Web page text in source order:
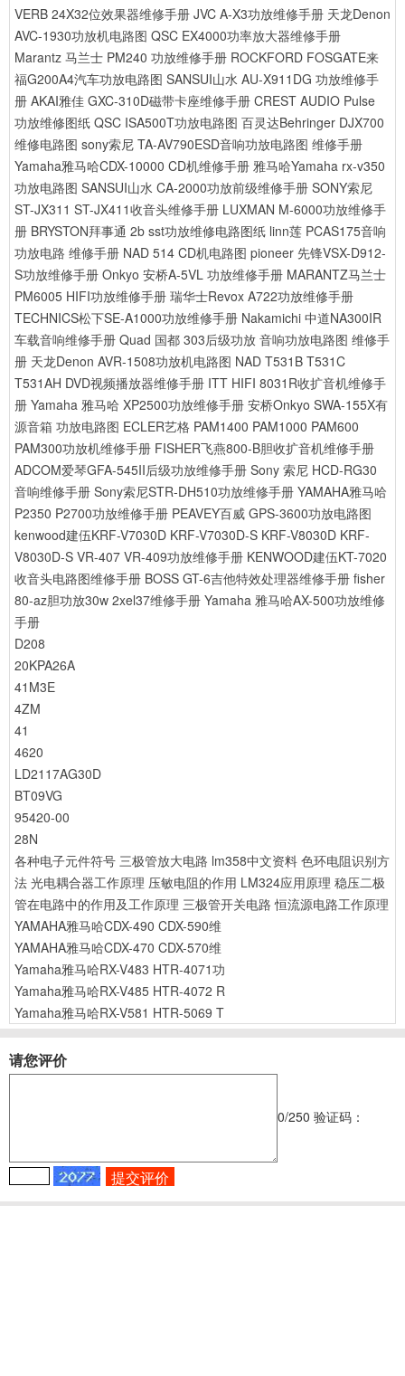
VERB 24X32位效果器维修手册 JVC A-X3功放维修手册 天龙Denon
AVC-1930功放机电路图 QSC EX4000功率放大器维修手册
Marantz 马兰士 PM240 功放维修手册 ROCKFORD FOSGATE来
福G200A4汽车功放电路图 SANSUI山水 AU-X911DG 功放维修手
册 AKAI雅佳 GXC-310D磁带卡座维修手册 CREST AUDIO Pulse
功放维修图纸 QSC ISA500T功放电路图 百灵达Behringer DJX700
维修电路图 sony索尼 TA-AV790ESD音响功放电路图 维修手册
Yamaha雅马哈CDX-10000 CD机维修手册 雅马哈Yamaha rx-v350
功放电路图 SANSUI山水 CA-2000功放前级维修手册 SONY索尼
ST-JX311 ST-JX411收音头维修手册 LUXMAN M-6000功放维修手
册 BRYSTON拜事通 2b sst功放维修电路图纸 linn莲 PCAS175音响
功放电路 维修手册 NAD 514 CD机电路图 pioneer 先锋VSX-D912-
S功放维修手册 Onkyo 安桥A-5VL 功放维修手册 MARANTZ马兰士
PM6005 HIFI功放维修手册 瑞华士Revox A722功放维修手册
TECHNICS松下SE-A1000功放维修手册 Nakamichi 中道NA300IR
车载音响维修手册 Quad 国都 303后级功放 音响功放电路图 维修手
册 天龙Denon AVR-1508功放机电路图 NAD T531B T531C
T531AH DVD视频播放器维修手册 ITT HIFI 8031R收扩音机维修手
册 Yamaha 雅马哈 XP2500功放维修手册 安桥Onkyo SWA-155X有
源音箱 功放电路图 ECLER艺格 PAM1400 PAM1000 PAM600
PAM300功放机维修手册 FISHER飞燕800-B胆收扩音机维修手册
ADCOM爱琴GFA-545II后级功放维修手册 Sony 索尼 HCD-RG30
音响维修手册 Sony索尼STR-DH510功放维修手册 YAMAHA雅马哈
P2350 P2700功放维修手册 PEAVEY百威 GPS-3600功放电路图
kenwood建伍KRF-V7030D KRF-V7030D-S KRF-V8030D KRF-
V8030D-S VR-407 VR-409功放维修手册 KENWOOD建伍KT-7020
收音头电路图维修手册 BOSS GT-6吉他特效处理器维修手册 fisher
80-az胆功放30w 2xel37维修手册 Yamaha 雅马哈AX-500功放维修
手册
D208
20KPA26A
41M3E
4ZM
41
4620
LD2117AG30D
BT09VG
95420-00
28N
各种电子元件符号 三极管放大电路 lm358中文资料 色环电阻识别方
法 光电耦合器工作原理 压敏电阻的作用 LM324应用原理 稳压二极
管在电路中的作用及工作原理 三极管开关电路 恒流源电路工作原理
YAMAHA雅马哈CDX-490 CDX-590维
YAMAHA雅马哈CDX-470 CDX-570维
Yamaha雅马哈RX-V483 HTR-4071功
Yamaha雅马哈RX-V485 HTR-4072 R
Yamaha雅马哈RX-V581 HTR-5069 T
请您评价
0/250 验证码：